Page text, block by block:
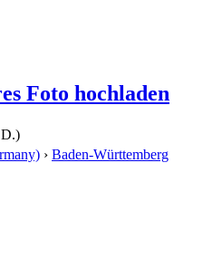
Foto hochladen
› Baden-Württemberg